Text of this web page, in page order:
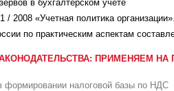
в бухгалтерском учете
/ 2008 «Учетная политика
по практическим аспектам
ПРИМЕНЯЕМ НА
формировании налоговой базы по НДС